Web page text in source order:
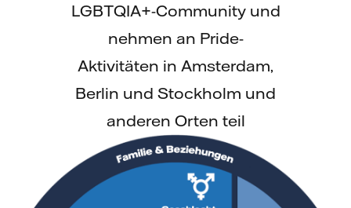
LGBTQIA+-Community und
nehmen an Pride-
Aktivitäten in Amsterdam,
Berlin und Stockholm und
anderen Orten teil